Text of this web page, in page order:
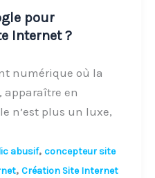
pour
Internet ?
numérique où la
apparaître en
n’est plus un luxe,
abusif, concepteur site
, Création Site Internet